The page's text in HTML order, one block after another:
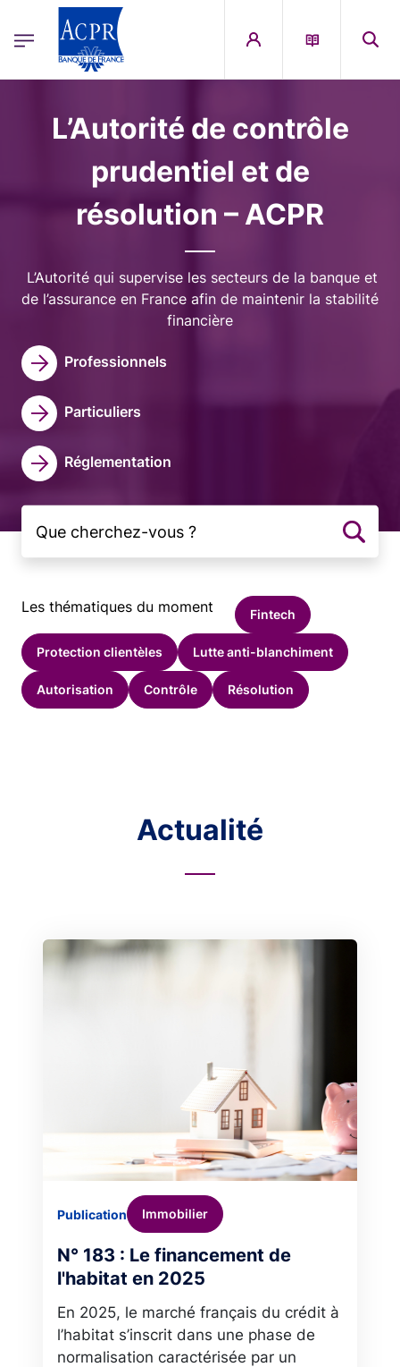
ACPR Menu Principal (French)
Image
L’Autorité de contrôle
prudentiel et de
résolution – ACPR
L’Autorité qui supervise les secteurs de la banque et
de l’assurance en France afin de maintenir la stabilité
financière
Professionnels
Particuliers
Réglementation
Les thématiques du moment Fintech
Protection clientèles Lutte anti-blanchiment
Autorisation Contrôle Résolution
Actualité
N° 183 : Le financement de
l'habitat en 2025
Publication Immobilier
En 2025, le marché français du crédit à
l’habitat s’inscrit dans une phase de
normalisation caractérisée par un